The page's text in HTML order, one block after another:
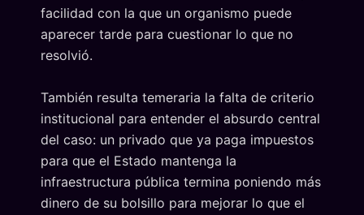
facilidad con la que un organismo puede
aparecer tarde para cuestionar lo que no
resolvió.
También resulta temeraria la falta de criterio
institucional para entender el absurdo central
del caso: un privado que ya paga impuestos
para que el Estado mantenga la
infraestructura pública termina poniendo más
dinero de su bolsillo para mejorar lo que el